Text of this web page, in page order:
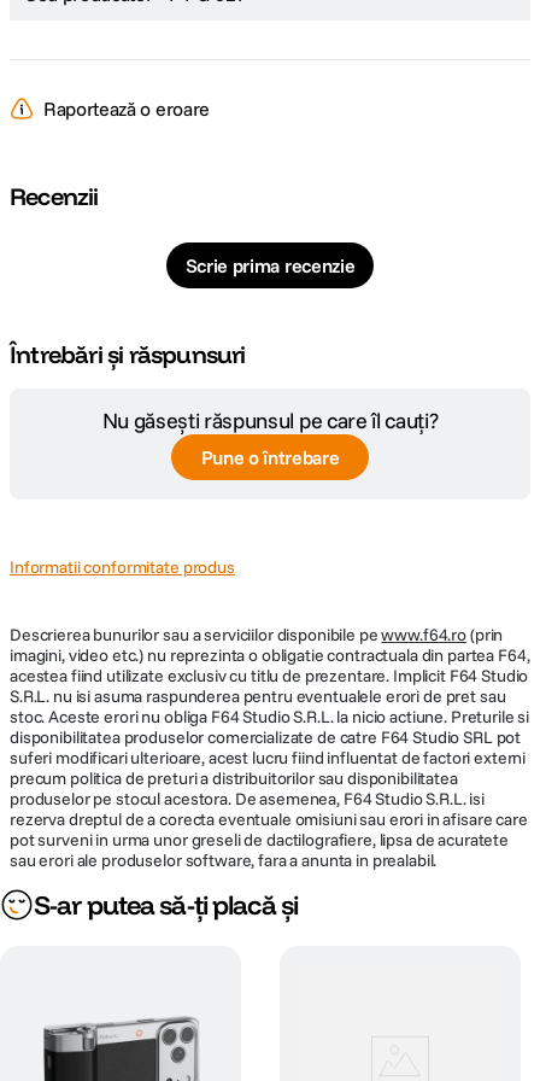
Raportează o eroare
Recenzii
Scrie prima recenzie
Întrebări și răspunsuri
Nu găsești răspunsul pe care îl cauți?
Pune o întrebare
Informatii conformitate produs
Descrierea bunurilor sau a serviciilor disponibile pewww.f64.ro(prin
imagini, video etc.) nu reprezinta o obligatie contractuala din partea F64,
acestea fiind utilizate exclusiv cu titlu de prezentare. Implicit F64 Studio
S.R.L. nu isi asuma raspunderea pentru eventualele erori de pret sau
stoc. Aceste erori nu obliga F64 Studio S.R.L. la nicio actiune. Preturile si
disponibilitatea produselor comercializate de catre F64 Studio SRL pot
suferi modificari ulterioare, acest lucru fiind influentat de factori externi
precum politica de preturi a distribuitorilor sau disponibilitatea
produselor pe stocul acestora. De asemenea, F64 Studio S.R.L. isi
rezerva dreptul de a corecta eventuale omisiuni sau erori in afisare care
pot surveni in urma unor greseli de dactilografiere, lipsa de acuratete
sau erori ale produselor software, fara a anunta in prealabil.
S-ar putea să-ți placă și